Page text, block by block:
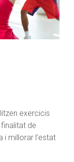
exercicis
de
i millorar l’estat